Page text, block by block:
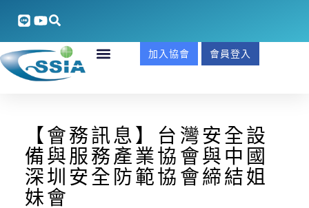
加入協會 會員登入
【會務訊息】台灣安全設
備與服務產業協會與中國
深圳安全防範協會締結姐
妹會